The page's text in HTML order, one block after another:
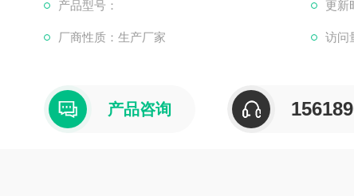
障少，轻轻一键，即可进入全自动运行状态，使用相当
产品型号： 更新
厂商性质：生产厂家 访问
产品咨询